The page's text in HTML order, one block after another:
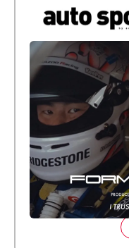
倒す相手を、信
【FORMATION